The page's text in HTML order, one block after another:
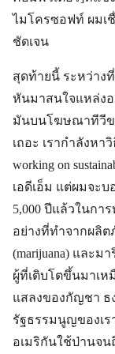
ไมโครซอฟท์ ผมเ
ชัดเจน
สุดท้ายนี้ ระหว่าง
หันมาสนใจแหล่ง
มันบนโฆษณาทีวีขอ
เถอะ เรากำลังหา
working on
เอดีเอ็ม แต่ผมจะ
5,000 ปีแล้วในกา
อย่างที่ทำจากผลิ
(marijuana) และ
ผู้ที่เติบโตขึ้นมาเห
แสลงของกัญชา ธ
รัฐธรรมนูญของเ
อเมริกันใช้ป่านจ